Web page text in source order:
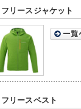
フリースジャケット
フリースベスト